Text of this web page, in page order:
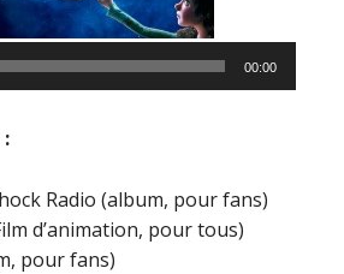
00:00
Radio (album, pour fans)
d’animation, pour tous)
pour fans)